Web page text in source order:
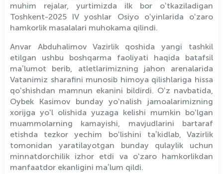
muhim rejalar, yurtimizda ilk bor oʻtkaziladigan
Toshkent-2025 IV yoshlar Osiyo oʻyinlarida oʻzaro
hamkorlik masalalari muhokama qilindi.
Anvar Abduhalimov Vazirlik qoshida yangi tashkil
etilgan ushbu boshqarma faoliyati haqida batafsil
maʼlumot berib, atletlarimizning jahon arenalarida
Vatanimiz sharafini munosib himoya qilishlariga hissa
qoʻshishdan mamnun ekanini bildirdi. Oʻz navbatida,
Oybek Kasimov bunday yoʻnalish jamoalarimizning
xorijga yoʻl olishida yuzaga kelishi mumkin boʻlgan
muammolarning kamayishi, mavjudlarini bartaraf
etishda tezkor yechim boʻlishini taʼkidlab, Vazirlik
tomonidan yaratilayotgan bunday qulaylik uchun
minnatdorchilik izhor etdi va oʻzaro hamkorlikdan
manfaatdor ekanligini maʼlum qildi.